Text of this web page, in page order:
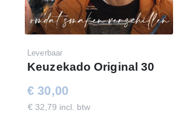
Leverbaar
Keuzekado Original 30
€ 30,00
€ 32,79 incl. btw